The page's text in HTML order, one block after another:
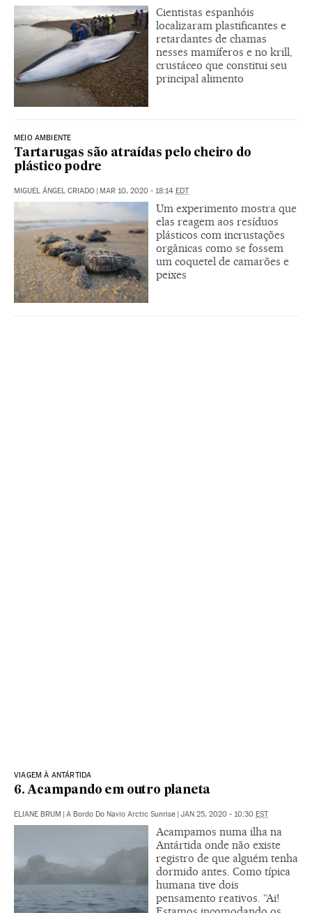
Cientistas espanhóis
localizaram plastificantes e
retardantes de chamas
nesses mamíferos e no krill,
crustáceo que constitui seu
principal alimento
MEIO AMBIENTE
Tartarugas são atraídas pelo cheiro do
plástico podre
MIGUEL ÁNGEL CRIADO | MAR 10, 2020 - 18:14 EDT
Um experimento mostra que
elas reagem aos resíduos
plásticos com incrustações
orgânicas como se fossem
um coquetel de camarões e
peixes
VIAGEM À ANTÁRTIDA
6. Acampando em outro planeta
ELIANE BRUM | A Bordo Do Navio Arctic Sunrise | JAN 25, 2020 - 10:30 EST
Acampamos numa ilha na
Antártida onde não existe
registro de que alguém tenha
dormido antes. Como típica
humana tive dois
pensamento reativos. “Ai!